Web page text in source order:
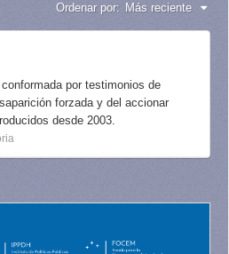
Ordenar por: Más reciente
por testimonios de
forzada y del accionar
desde 2003.